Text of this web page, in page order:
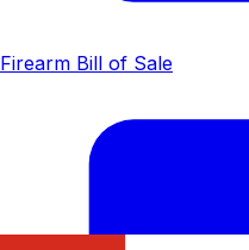
Firearm Bill of Sale